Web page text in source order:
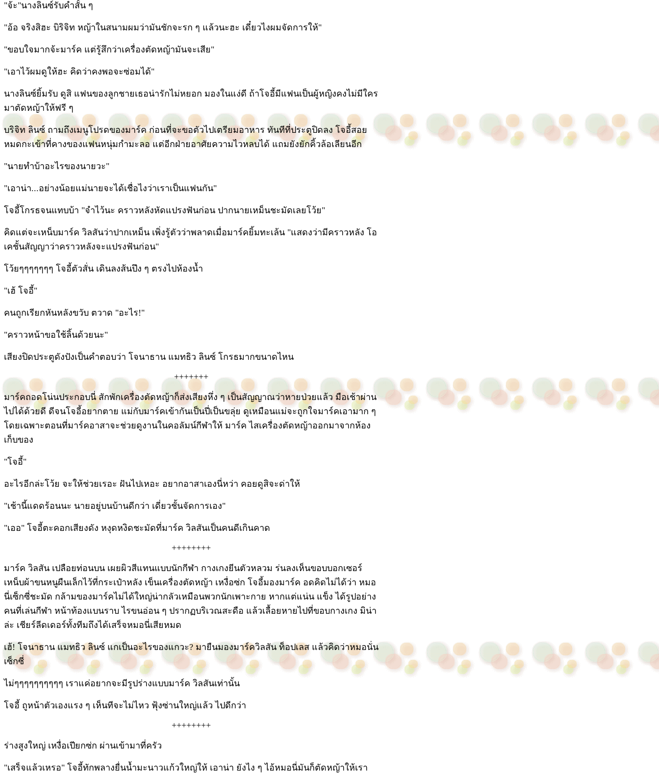
"จ้ะ"นางลินซ์รับคำสั้น ๆ
"อ้อ จริงสิฮะ บิริจิท หญ้าในสนามผมว่ามันชักจะรก ๆ แล้วนะฮะ เดี๋ยวไงผมจัดการให้"
"ขอบใจมากจ้ะมาร์ค แต่รู้สึกว่าเครื่องตัดหญ้ามันจะเสีย"
"เอาไว้ผมดูให้ฮะ คิดว่าคงพอจะซ่อมได้"
นางลินซ์ยิ้มรับ ดูสิ แฟนของลูกชายเธอน่ารักไม่หยอก มองในแง่ดี ถ้าโจอี้มีแฟนเป็นผู้หญิงคงไม่มีใคร
มาตัดหญ้าให้ฟรี ๆ
บริจิท ลินซ์ ถามถึงเมนูโปรดของมาร์ค ก่อนที่จะขอตัวไปเตรียมอาหาร ทันทีที่ประตูปิดลง โจอี้สอย
หมดกะเข้าที่คางของแฟนหนุ่มกำมะลอ แต่อีกฝ่ายอาศัยความไวหลบได้ แถมยังยักคิ้วล้อเลียนอีก
"นายทำบ้าอะไรของนายวะ"
"เอาน่า...อย่างน้อยแม่นายจะได้เชื่อไงว่าเราเป็นแฟนกัน"
โจอี้โกรธจนแทบบ้า "จำไว้นะ คราวหลังหัดแปรงฟันก่อน ปากนายเหม็นชะมัดเลยโว้ย"
คิดแต่จะเหน็บมาร์ค วิลสันว่าปากเหม็น เพิ่งรู้ตัวว่าพลาดเมื่อมาร์คยิ้มทะเล้น "แสดงว่ามีคราวหลัง โอ
เคชั้นสัญญาว่าคราวหลังจะแปรงฟันก่อน"
โว้ยๆๆๆๆๆๆๆ โจอี้ตัวสั่น เดินลงส้นปึง ๆ ตรงไปห้องน้ำ
"เฮ้ โจอี้"
คนถูกเรียกหันหลังขวับ ตวาด "อะไร!"
"คราวหน้าขอใช้ลิ้นด้วยนะ"
เสียงปิดประตูดังปังเป็นคำตอบว่า โจนาธาน แมทธิว ลินซ์ โกรธมากขนาดไหน
+++++++
มาร์คถอดโน่นประกอบนี่ สักพักเครื่องตัดหญ้าก็ส่งเสียงหึ่ง ๆ เป็นสัญญาณว่าหายป่วยแล้ว มือเช้าผ่าน
ไปได้ด้วยดี ดีจนโจอี้อยากตาย แม่กับมาร์คเข้ากันเป็นปี่เป็นขลุ่ย ดูเหมือนแม่จะถูกใจมาร์คเอามาก ๆ
โดยเฉพาะตอนที่มาร์คอาสาจะช่วยดูงานในคอลัมน์กีฬาให้ มาร์ค ไสเครื่องตัดหญ้าออกมาจากห้อง
เก็บของ
"โจอี้"
อะไรอีกล่ะโว้ย จะให้ช่วยเรอะ ฝันไปเหอะ อยากอาสาเองนี่หว่า คอยดูสิจะด่าให้
"เช้านี้แดดร้อนนะ นายอยู่บนบ้านดีกว่า เดี่ยวชั้นจัดการเอง"
"เออ" โจอี้ตะคอกเสียงดัง หงุดหงิดชะมัดที่มาร์ค วิลสันเป็นคนดีเกินคาด
++++++++
มาร์ค วิลสัน เปลือยท่อนบน เผยผิวสีแทนแบบนักกีฬา กางเกงยีนตัวหลวม ร่นลงเห็นขอบบอกเซอร์
เหน็บผ้าขนหนูผืนเล็กไว้ที่กระเป๋าหลัง เข็นเครื่องตัดหญ้า เหงื่อซ่ก โจอี้มองมาร์ค อดคิดไม่ได้ว่า หมอ
นี่เซ็กซี่ชะมัด กล้ามของมาร์คไม่ได้ใหญ่น่ากลัวเหมือนพวกนักเพาะกาย หากแต่แน่น แข็ง ได้รูปอย่าง
คนที่เล่นกีฬา หน้าท้องแบนราบ ไรขนอ่อน ๆ ปรากฏบริเวณสะดือ แล้วเลื้อยหายไปที่ขอบกางเกง มิน่า
ล่ะ เชียร์ลีดเดอร์ทั้งทีมถึงได้เสร็จหมอนี่เสียหมด
เฮ้! โจนาธาน แมทธิว ลินซ์ แกเป็นอะไรของแกวะ? มายืนมองมาร์ควิลสัน ท็อปเลส แล้วคิดว่าหมอนั่น
เซ็กซี่
ไม่ๆๆๆๆๆๆๆๆๆๆ เราแค่อยากจะมีรูปร่างแบบมาร์ค วิลสันเท่านั้น
โจอี้ ถูหน้าตัวเองแรง ๆ เห็นทีจะไม่ไหว ฟุ้งซ่านใหญ่แล้ว ไปดีกว่า
++++++++
ร่างสูงใหญ่ เหงื่อเปียกซ่ก ผ่านเข้ามาที่ครัว
"เสร็จแล้วเหรอ" โจอี้ทักพลางยื่นน้ำมะนาวแก้วใหญ่ให้ เอาน่า ยังไง ๆ ไอ้หมอนี่มันก็ตัดหญ้าให้เรา